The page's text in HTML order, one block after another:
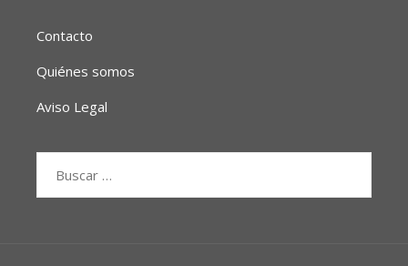
Contacto
Quiénes somos
Aviso Legal